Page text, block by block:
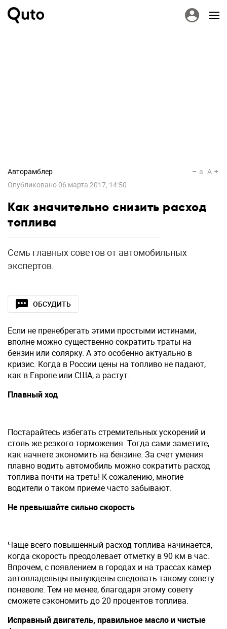
Авторамблер
Опубликовано 06 марта 2017, 14:50
a A
Как значительно снизить расход
топлива
Семь главных советов от автомобильных
экспертов.
ОБСУДИТЬ
Если не пренебрегать этими простыми истинами,
вполне можно существенно сократить траты на
бензин или солярку. А это особенно актуально в
кризис. Когда в России цены на топливо не падают,
как в Европе или США, а растут.
Плавный ход
Постарайтесь избегать стремительных ускорений и
столь же резкого торможения. Тогда сами заметите,
как начнете экономить на бензине. За счет умения
плавно водить автомобиль можно сократить расход
топлива почти на треть! К сожалению, многие
водители о таком приеме часто забывают.
Не превышайте сильно скорость
Чаще всего повышенный расход топлива начинается,
когда скорость преодолевает отметку в 90 км в час.
Впрочем, с появлением в городах и на трассах камер
автовладельцы вынуждены следовать такому совету
поневоле. Тем не менее, благодаря этому совету
сможете сэкономить до 20 процентов топлива.
Исправный двигатель, правильное масло и чистые